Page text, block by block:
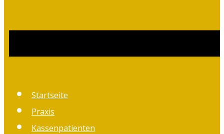
Startseite
Praxis
Kassenpatienten